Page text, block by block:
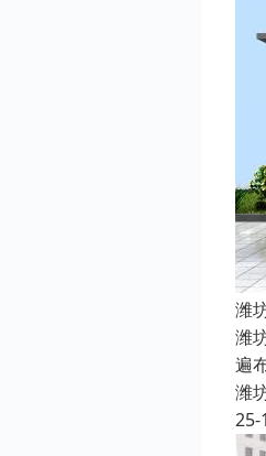
潍
潍
遍
潍
25-